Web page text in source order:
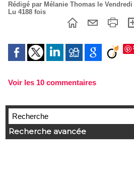
Rédigé par Mélanie Thomas le Vendredi
Lu 4188 fois
Voir les 10 commentaires
Recherche avancée